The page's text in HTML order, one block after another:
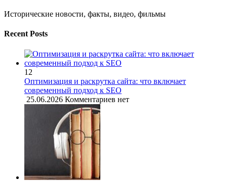
Исторические новости, факты, видео, фильмы
Recent Posts
12
Оптимизация и раскрутка сайта: что включает
современный подход к SEO
25.06.2026 Комментариев нет